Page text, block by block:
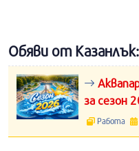
Обяви от Казанлък:
за сезон
Работа